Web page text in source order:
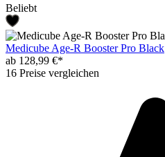
Beliebt
Medicube Age-R Booster Pro Black
ab 128,99 €*
16 Preise vergleichen